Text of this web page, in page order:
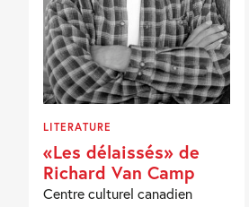
LITERATURE
«Les délaissés» de
Richard Van Camp
Centre culturel canadien